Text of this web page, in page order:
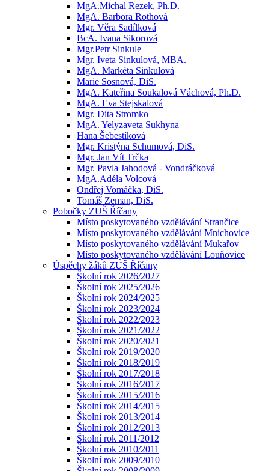
MgA.Michal Rezek, Ph.D.
MgA. Barbora Rothová
Mgr. Věra Sadílková
BcA. Ivana Sikorová
Mgr.Petr Sinkule
Mgr. Iveta Sinkulová, MBA.
MgA. Markéta Sinkulová
Marie Sosnová, DiS.
MgA. Kateřina Soukalová Váchová, Ph.D.
MgA. Eva Stejskalová
Mgr. Dita Stromko
MgA. Yelyzaveta Sukhyna
Hana Šebestíková
Mgr. Kristýna Schumová, DiS.
Mgr. Jan Vít Trčka
Mgr. Pavla Jahodová - Vondráčková
MgA.Adéla Volcová
Ondřej Vomáčka, DiS.
Tomáš Zeman, DiS.
Pobočky ZUŠ Říčany
Místo poskytovaného vzdělávání Strančice
Místo poskytovaného vzdělávání Mnichovice
Místo poskytovaného vzdělávání Mukařov
Místo poskytovaného vzdělávání Louňovice
Úspěchy žáků ZUŠ Říčany
Školní rok 2026/2027
Školní rok 2025/2026
Školní rok 2024/2025
Školní rok 2023/2024
Školní rok 2022/2023
Školní rok 2021/2022
Školní rok 2020/2021
Školní rok 2019/2020
Školní rok 2018/2019
Školní rok 2017/2018
Školní rok 2016/2017
Školní rok 2015/2016
Školní rok 2014/2015
Školní rok 2013/2014
Školní rok 2012/2013
Školní rok 2011/2012
Školní rok 2010/2011
Školní rok 2009/2010